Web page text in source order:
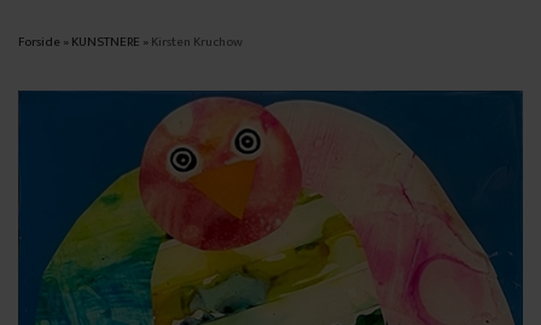
Forside »KUNSTNERE »Kirsten Kruchow